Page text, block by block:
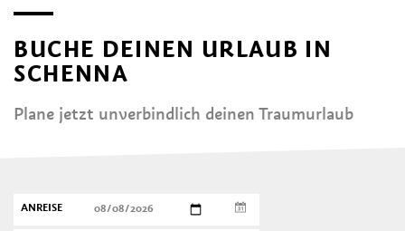
BUCHE DEINEN URLAUB IN
SCHENNA
Plane jetzt unverbindlich deinen Traumurlaub
ANREISE